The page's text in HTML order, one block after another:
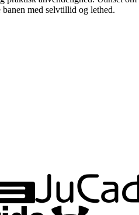
med selvtillid og lethed.